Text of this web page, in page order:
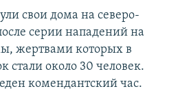
свои дома на северо-
серии нападений на
жертвами которых в
стали около 30 человек.
комендантский час.